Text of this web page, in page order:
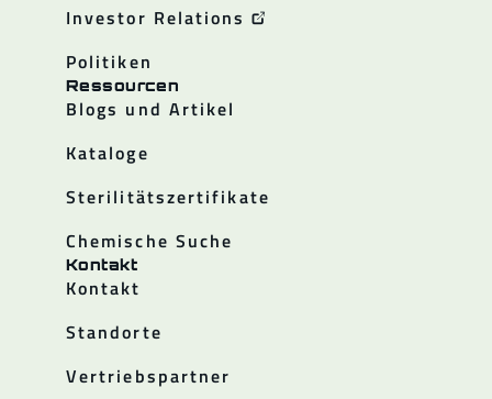
Investor Relations
Politiken
Ressourcen
Blogs und Artikel
Kataloge
Sterilitätszertifikate
Chemische Suche
Kontakt
Kontakt
Standorte
Vertriebspartner